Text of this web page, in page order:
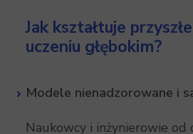
Jak kształtuje
uczeniu głębokim?
Modele nienadzorowane i
Naukowcy i inżynierowie od